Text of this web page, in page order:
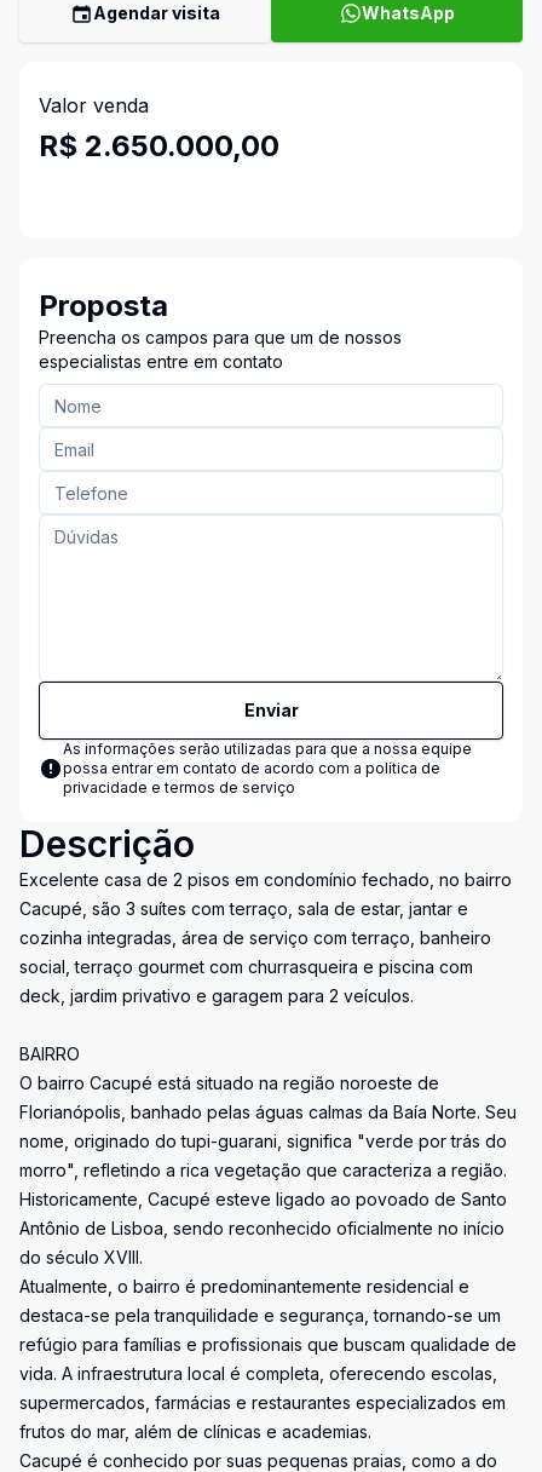
Agendar visita WhatsApp
Valor venda
R$ 2.650.000,00
Proposta
Preencha os campos para que um de nossos
especialistas entre em contato
Enviar
As informações serão utilizadas para que a nossa equipe
possa entrar em contato de acordo com a política de
privacidade e termos de serviço
Descrição
Excelente casa de 2 pisos em condomínio fechado, no bairro
Cacupé, são 3 suítes com terraço, sala de estar, jantar e
cozinha integradas, área de serviço com terraço, banheiro
social, terraço gourmet com churrasqueira e piscina com
deck, jardim privativo e garagem para 2 veículos.
BAIRRO
O bairro Cacupé está situado na região noroeste de
Florianópolis, banhado pelas águas calmas da Baía Norte. Seu
nome, originado do tupi-guarani, significa "verde por trás do
morro", refletindo a rica vegetação que caracteriza a região.
Historicamente, Cacupé esteve ligado ao povoado de Santo
Antônio de Lisboa, sendo reconhecido oficialmente no início
do século XVIII.
Atualmente, o bairro é predominantemente residencial e
destaca-se pela tranquilidade e segurança, tornando-se um
refúgio para famílias e profissionais que buscam qualidade de
vida. A infraestrutura local é completa, oferecendo escolas,
supermercados, farmácias e restaurantes especializados em
frutos do mar, além de clínicas e academias.
Cacupé é conhecido por suas pequenas praias, como a do